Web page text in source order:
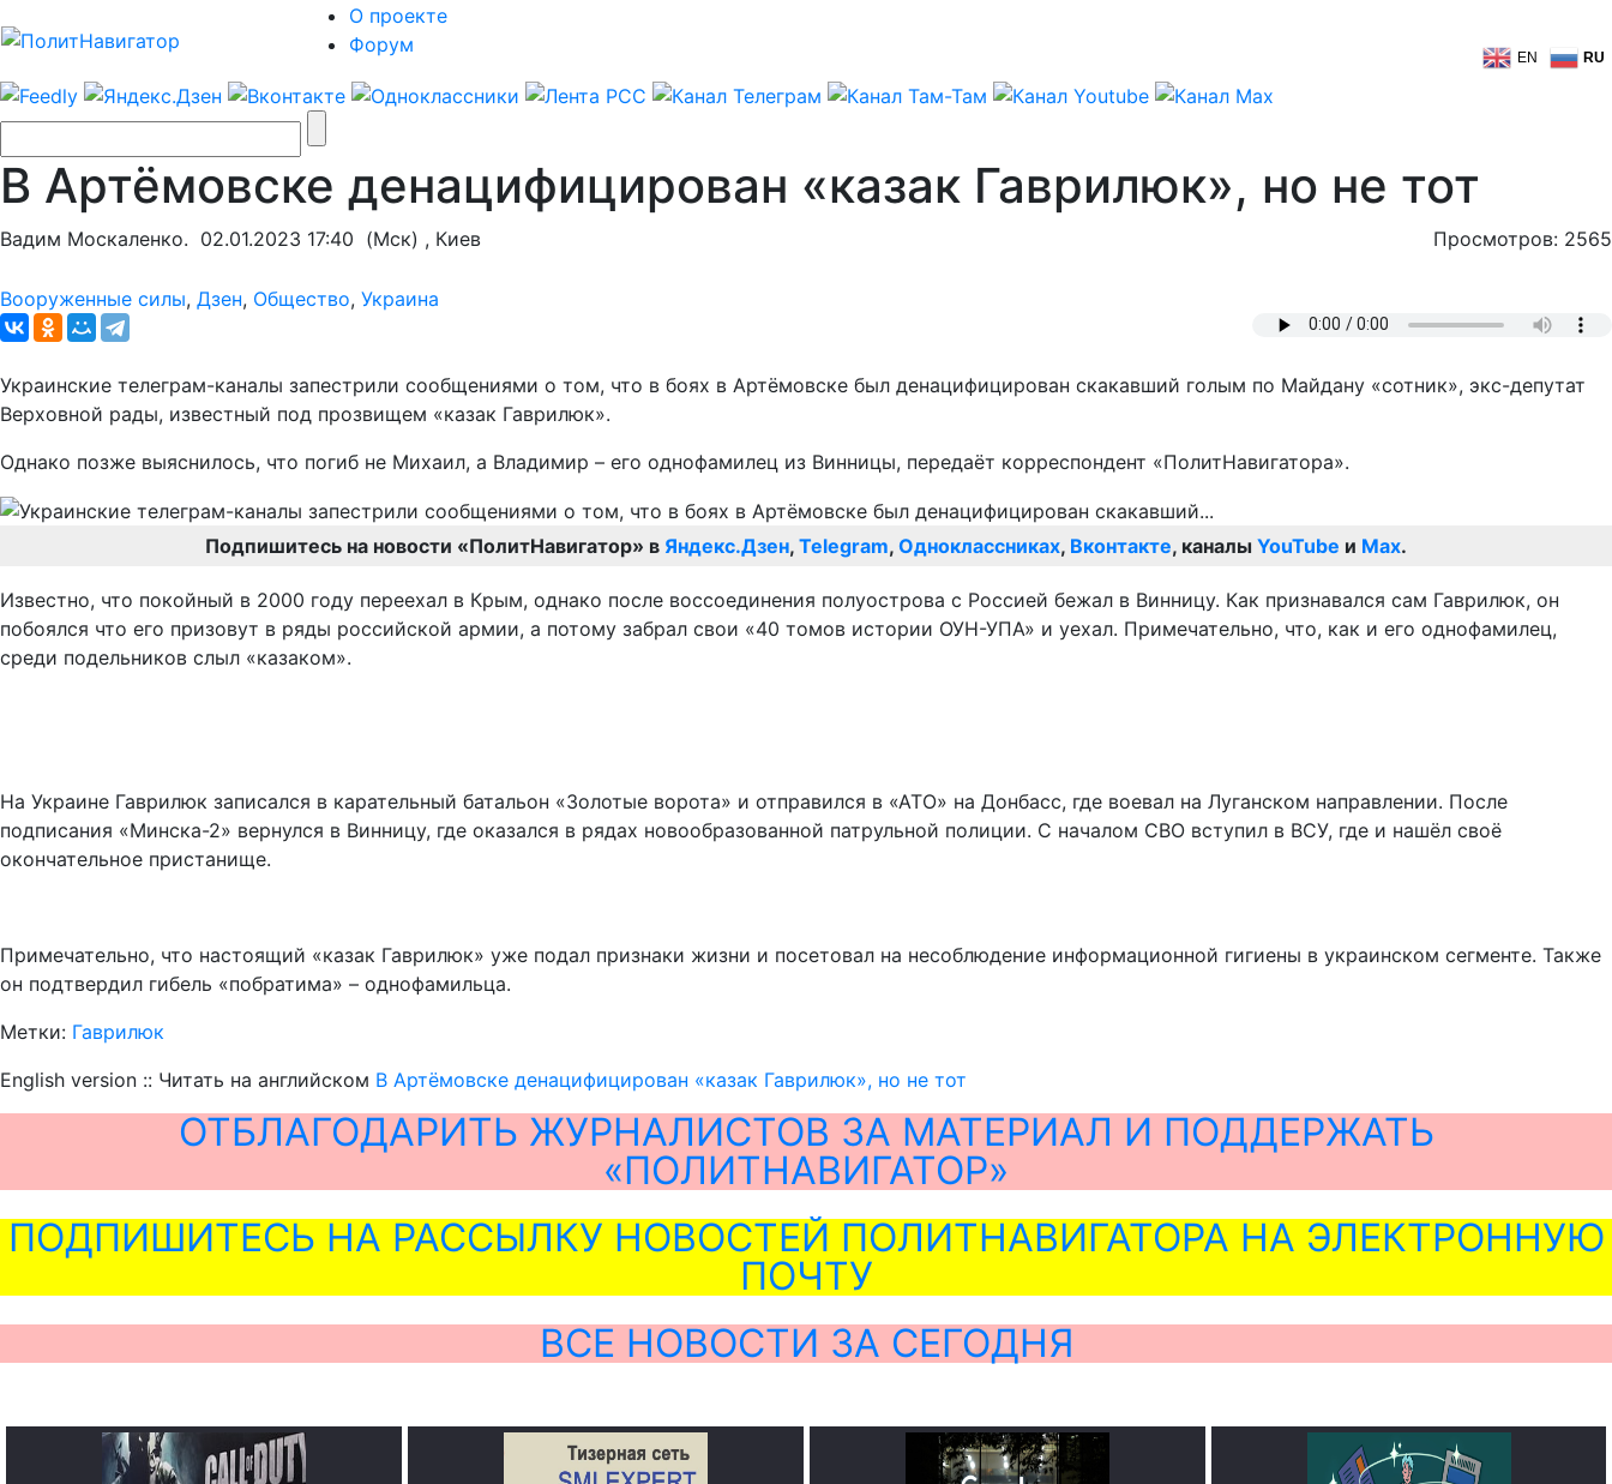
О проекте
Форум
EN RU
В Артёмовске денацифицирован «казак Гаврилюк», но не тот
Вадим Москаленко. 02.01.2023 17:40 (Мск) , Киев Просмотров: 2565
Вооруженные силы, Дзен, Общество, Украина
Украинские телеграм-каналы запестрили сообщениями о том, что в боях в Артёмовске был денацифицирован скакавший голым по Майдану «сотник», экс-депутат
Верховной рады, известный под прозвищем «казак Гаврилюк».
Однако позже выяснилось, что погиб не Михаил, а Владимир – его однофамилец из Винницы, передаёт корреспондент «ПолитНавигатора».
Подпишитесь на новости «ПолитНавигатор» в Яндекс.Дзен, Telegram, Одноклассниках, Вконтакте, каналы YouTube и Max.
Известно, что покойный в 2000 году переехал в Крым, однако после воссоединения полуострова с Россией бежал в Винницу. Как признавался сам Гаврилюк, он
побоялся что его призовут в ряды российской армии, а потому забрал свои «40 томов истории ОУН-УПА» и уехал. Примечательно, что, как и его однофамилец,
среди подельников слыл «казаком».
На Украине Гаврилюк записался в карательный батальон «Золотые ворота» и отправился в «АТО» на Донбасс, где воевал на Луганском направлении. После
подписания «Минска-2» вернулся в Винницу, где оказался в рядах новообразованной патрульной полиции. С началом СВО вступил в ВСУ, где и нашёл своё
окончательное пристанище.
Примечательно, что настоящий «казак Гаврилюк» уже подал признаки жизни и посетовал на несоблюдение информационной гигиены в украинском сегменте. Также
он подтвердил гибель «побратима» – однофамильца.
Метки: Гаврилюк
English version :: Читать на английском В Артёмовске денацифицирован «казак Гаврилюк», но не тот
ОТБЛАГОДАРИТЬ ЖУРНАЛИСТОВ ЗА МАТЕРИАЛ И ПОДДЕРЖАТЬ
«ПОЛИТНАВИГАТОР»
ПОДПИШИТЕСЬ НА РАССЫЛКУ НОВОСТЕЙ ПОЛИТНАВИГАТОРА НА ЭЛЕКТРОННУЮ
ПОЧТУ
ВСЕ НОВОСТИ ЗА СЕГОДНЯ